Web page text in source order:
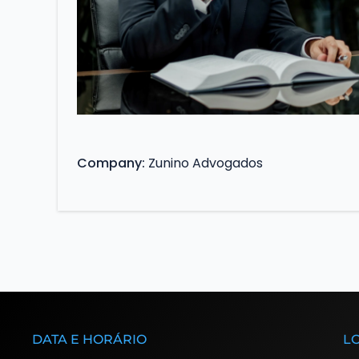
Company Zunino Advogados
DATA E HORÁRIO